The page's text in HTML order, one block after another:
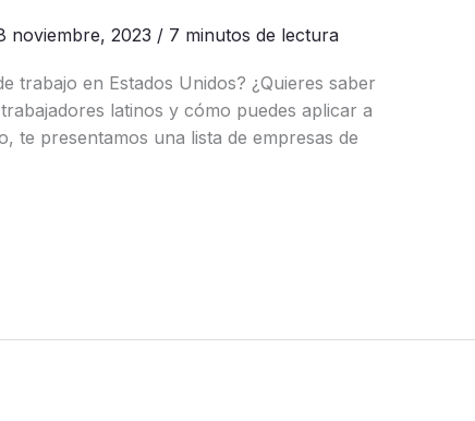
noviembre, 2023 / 7 minutos de lectura
trabajo en Estados Unidos? ¿Quieres saber
latinos y cómo puedes aplicar a
te presentamos una lista de empresas de